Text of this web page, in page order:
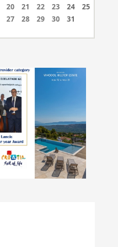
20 21 22 23 24
25
27 28 29 30 31